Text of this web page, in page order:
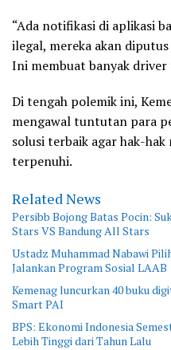
“Ada notifikasi di aplikasi
ilegal, mereka akan
Ini membuat banyak driver
Di tengah polemik ini,
mengawal tuntutan para
solusi terbaik agar hak-
terpenuhi.
Related News
Persibb Bojong Batas Pocin:
Stars VS Bandung All Stars
Ustadz Muhammad Nabawi
Jalankan Program Sosial LAAB
Kemenag luncurkan 40 buku
Smart PAI
BPS: Ekonomi Indonesia
Lebih Tinggi dari Tahun Lalu